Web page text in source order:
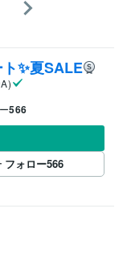
✨夏SALE
566
フォロー566